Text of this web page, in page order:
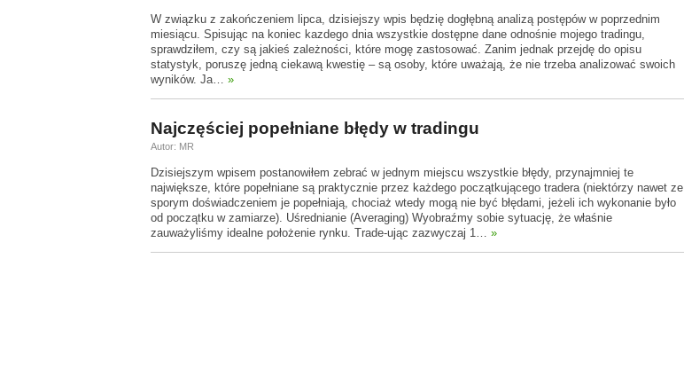
W związku z zakończeniem lipca, dzisiejszy wpis będzię dogłębną analizą postępów w poprzednim
miesiącu. Spisując na koniec kazdego dnia wszystkie dostępne dane odnośnie mojego tradingu,
sprawdziłem, czy są jakieś zależności, które mogę zastosować. Zanim jednak przejdę do opisu
statystyk, poruszę jedną ciekawą kwestię – są osoby, które uważają, że nie trzeba analizować swoich
wyników. Ja… »
Najczęściej popełniane błędy w tradingu
Autor: MR
Dzisiejszym wpisem postanowiłem zebrać w jednym miejscu wszystkie błędy, przynajmniej te
największe, które popełniane są praktycznie przez każdego początkującego tradera (niektórzy nawet ze
sporym doświadczeniem je popełniają, chociaż wtedy mogą nie być błędami, jeżeli ich wykonanie było
od początku w zamiarze). Uśrednianie (Averaging) Wyobraźmy sobie sytuację, że właśnie
zauważyliśmy idealne położenie rynku. Trade-ując zazwyczaj 1…
»